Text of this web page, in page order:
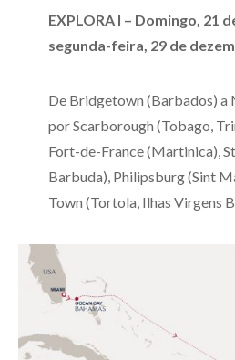
EXPLORA I – Domingo, 21
segunda-feira, 29 de
De Bridgetown (Barbados) a
por Scarborough (Tobago,
Fort-de-France (Martinica),
Barbuda), Philipsburg (Sint
Town (Tortola, Ilhas Virgens